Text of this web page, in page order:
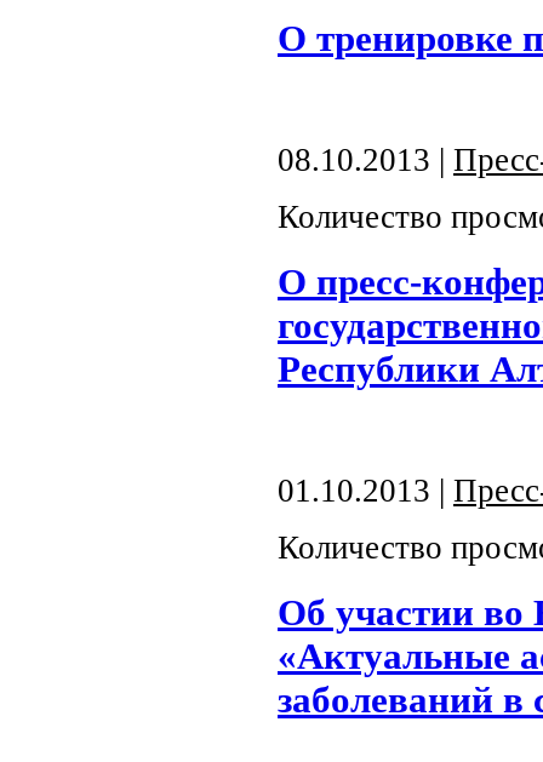
О тренировке
08.10.2013 |
Количество
О пресс-
Республики
01.10.2013 |
Количество
Об участии во
«Актуальные
заболеваний в